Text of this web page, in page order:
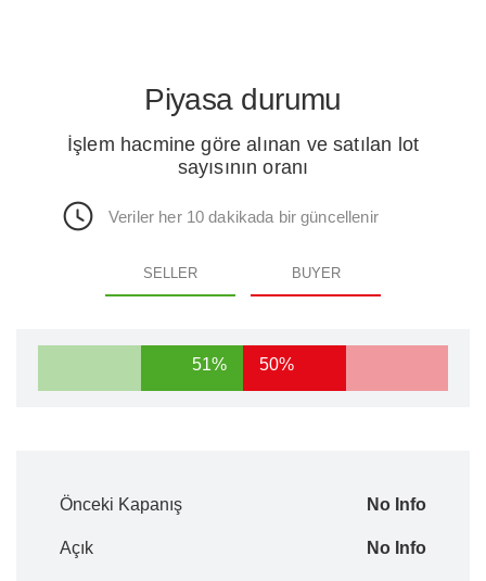
Piyasa durumu
İşlem hacmine göre alınan ve satılan lot
sayısının oranı
Veriler her 10 dakikada bir güncellenir
SELLER BUYER
51% 50%
Önceki Kapanış No Info
Açık No Info